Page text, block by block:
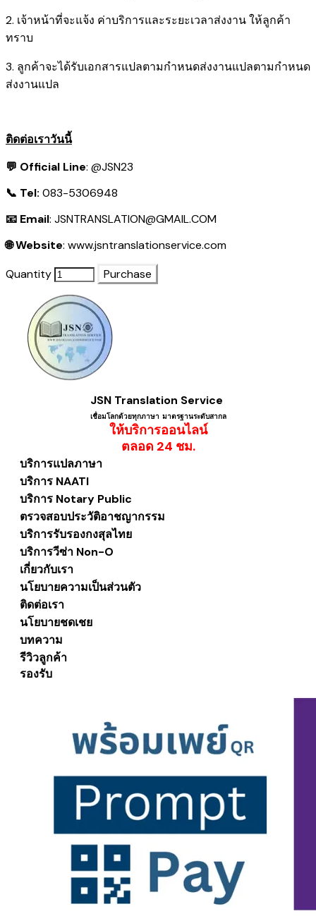
2. เจ้าหน้าที่จะแจ้ง ค่าบริการและระยะเวลาส่งงาน ให้ลูกค้า
ทราบ
3. ลูกค้าจะได้รับเอกสารแปลตามกำหนดส่งงานแปลตามกำหนด
ส่งงานแปล
ติดต่อเราวันนี้
💬 Official Line: @JSN23
📞 Tel: 083-5306948
📧 Email: JSNTRANSLATION@GMAIL.COM
🌐 Website: www.jsntranslationservice.com
Quantity
Purchase
JSN Translation Service
เชื่อมโลกด้วยทุกภาษา ​มาตรฐานระดับสากล
ให้บริการออนไลน์
​ตลอด 24 ชม.
บริการแปลภาษา
บริการ NAATI
บริการ Notary Public
ตรวจสอบประวัติอาชญากรรม
บริการรับรองกงสุลไทย
บริการวีซ่า Non-O
เกี่ยวกับเรา
นโยบายความเป็นส่วนตัว
ติดต่อเรา
นโยบายชดเชย
บทความ
รีวิวลูกค้า
รองรับ